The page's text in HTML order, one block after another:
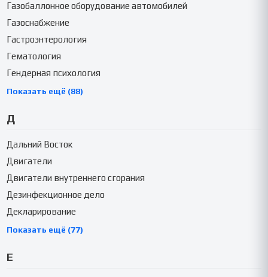
Газобаллонное оборудование автомобилей
Газоснабжение
Гастроэнтерология
Гематология
Гендерная психология
Показать ещё (88)
Д
Дальний Восток
Двигатели
Двигатели внутреннего сгорания
Дезинфекционное дело
Декларирование
Показать ещё (77)
Е